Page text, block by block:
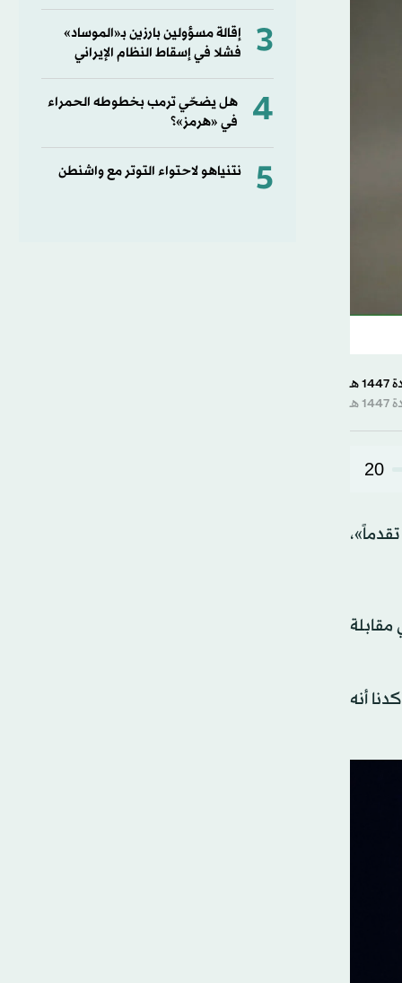
20
إسلام آباد، وهو أعلى مستوى من المحادثات بين البلدين منذ الثورة الإيرانية عام 1979، أكدنا أنه
3
إقالة مسؤولين بارزين بـ«الموساد»
فشلا في إسقاط النظام الإيراني
4
هل يضحّي ترمب بخطوطه الحمراء
في «هرمز»؟
5 نتنياهو لاحتواء التوتر مع واشنطن